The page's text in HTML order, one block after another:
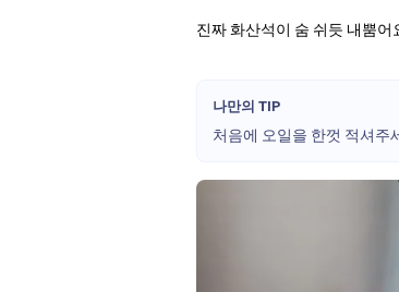
진짜 화산석이 숨 쉬듯 내뿜
나만의 TIP
처음에 오일을 한껏 적셔주